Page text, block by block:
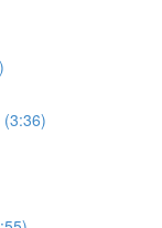
(3:36)